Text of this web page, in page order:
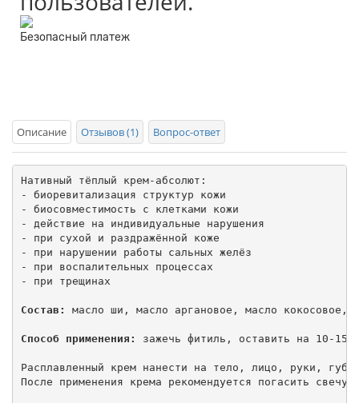
Безопасный платеж
Описание Отзывов (1) Вопрос-ответ
Нативный тёплый крем-абсолют:
- биоревитализация структур кожи
- биосовместимость с клетками кожи
- действие на индивидуальные нарушения
- при сухой и раздражённой коже
- при нарушении работы сальных желёз
- при воспалительных процессах
- при трещинах
Состав: масло ши, масло аргановое, масло кокосовое,
Способ применения: зажечь фитиль, оставить на 10-15
Расплавленный крем нанести на тело, лицо, руки,
После применения крема рекомендуется погасить